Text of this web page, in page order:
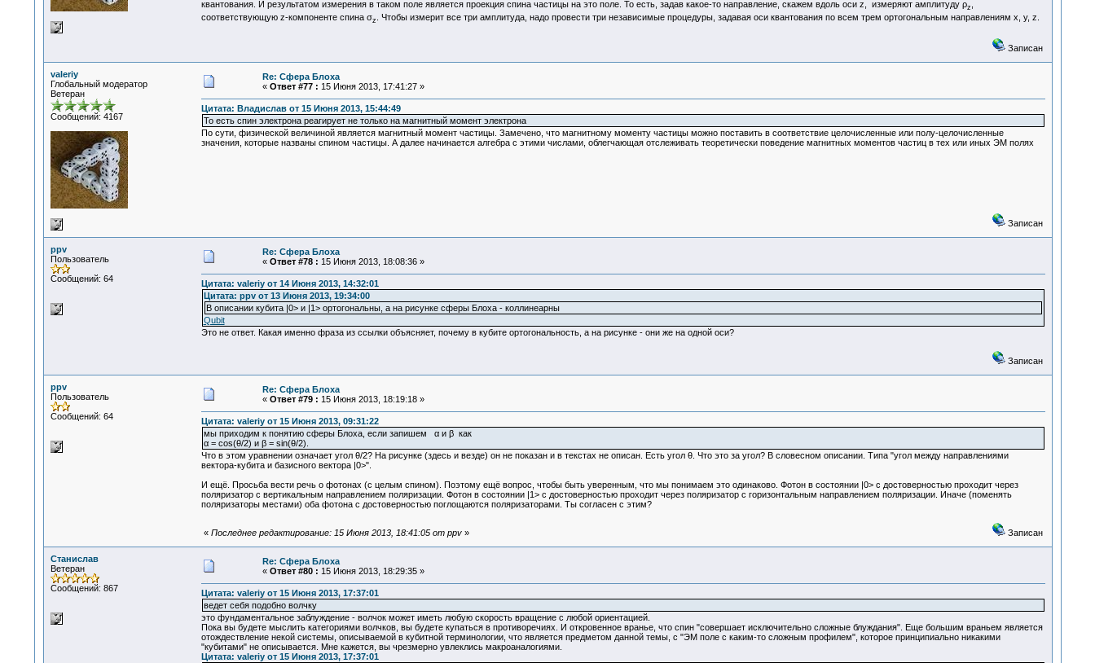
квантования. И результатом измерения в таком поле является проекция спина частицы на это поле. То есть, задав какое-то направление, скажем вдоль оси z, измеряют амплитуду ρz
соответствующую z-компоненте спина σz . Чтобы измерит все три амплитуда, надо провести три независимые процедуры, задавая оси квантования по всем трем ортогональным направлениям x, y, z.
Записан
valeriy
Глобальный модератор
Ветеран
Сообщений: 4167
Re: Сфера Блоха
« Ответ #77 : 15 Июня 2013, 17:41:27 »
Цитата: Владислав от 15 Июня 2013, 15:44:49
То есть спин электрона реагирует не только на магнитный момент электрона
По сути, физической величиной является магнитный момент частицы. Замечено, что магнитному моменту частицы можно поставить в соответствие целочисленные или полу-целочисленные
значения, которые названы спином частицы. А далее начинается алгебра с этими числами, облегчающая отслеживать теоретически поведение магнитных моментов частиц в тех или иных ЭМ полях
Записан
ppv
Пользователь
Сообщений: 64
Re: Сфера Блоха
« Ответ #78 : 15 Июня 2013, 18:08:36 »
Цитата: valeriy от 14 Июня 2013, 14:32:01
Цитата: ppv от 13 Июня 2013, 19:34:00
В описании кубита |0> и |1> ортогональны, а на рисунке сферы Блоха - коллинеарны
Qubit
Это не ответ. Какая именно фраза из ссылки объясняет, почему в кубите ортогональность, а на рисунке - они же на одной оси?
Записан
ppv
Пользователь
Сообщений: 64
Re: Сфера Блоха
« Ответ #79 : 15 Июня 2013, 18:19:18 »
Цитата: valeriy от 15 Июня 2013, 09:31:22
мы приходим к понятию сферы Блоха, если запишем α и β как
α = cos(θ/2) и β = sin(θ/2).
Что в этом уравнении означает угол θ/2? На рисунке (здесь и везде) он не показан и в текстах не описан. Есть угол θ. Что это за угол? В словесном описании. Типа "угол между направлениями
вектора-кубита и базисного вектора |0>".
И ещё. Просьба вести речь о фотонах (с целым спином). Поэтому ещё вопрос, чтобы быть уверенным, что мы понимаем это одинаково. Фотон в состоянии |0> с достоверностью проходит через
поляризатор с вертикальным направлением поляризации. Фотон в состоянии |1> с достоверностью проходит через поляризатор с горизонтальным направлением поляризации. Иначе (поменять
поляризаторы местами) оба фотона с достоверностью поглощаются поляризаторами. Ты согласен с этим?
« Последнее редактирование: 15 Июня 2013, 18:41:05 от ppv» Записан
Станислав
Ветеран
Сообщений: 867
Re: Сфера Блоха
« Ответ #80 : 15 Июня 2013, 18:29:35 »
Цитата: valeriy от 15 Июня 2013, 17:37:01
ведет себя подобно волчку
это фундаментальное заблуждение - волчок может иметь любую скорость вращение с любой ориентацией.
Пока вы будете мыслить категориями волчков, вы будете купаться в противоречиях. И откровенное вранье, что спин "совершает исключительно сложные блуждания". Еще большим враньем является
отождествление некой системы, описываемой в кубитной терминологии, что является предметом данной темы, с "ЭМ поле с каким-то сложным профилем", которое принципиально никакими
"кубитами" не описывается. Мне кажется, вы чрезмерно увлеклись макроаналогиями.
Цитата: valeriy от 15 Июня 2013, 17:37:01